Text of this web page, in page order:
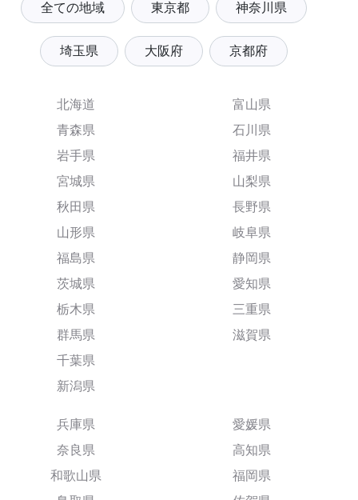
全ての地域 東京都 神奈川県
埼玉県 大阪府 京都府
北海道
青森県
岩手県
宮城県
秋田県
山形県
福島県
茨城県
栃木県
群馬県
千葉県
新潟県
富山県
石川県
福井県
山梨県
長野県
岐阜県
静岡県
愛知県
三重県
滋賀県
兵庫県
奈良県
和歌山県
愛媛県
高知県
福岡県